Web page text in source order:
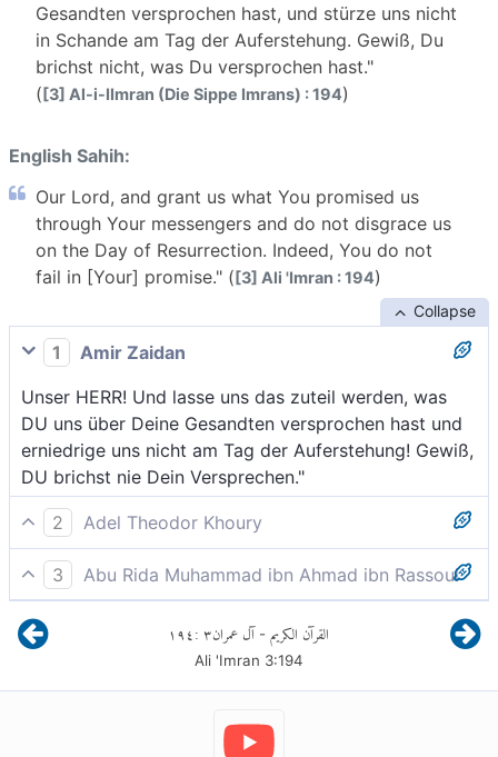
Gesandten versprochen hast, und stürze uns nicht
in Schande am Tag der Auferstehung. Gewiß, Du
brichst nicht, was Du versprochen hast."
([3] Al-i-IImran (Die Sippe Imrans) : 194)
English Sahih:
Our Lord, and grant us what You promised us
through Your messengers and do not disgrace us
on the Day of Resurrection. Indeed, You do not
fail in [Your] promise." ([3] Ali 'Imran : 194)
Collapse
1
Amir Zaidan
Unser HERR! Und lasse uns das zuteil werden, was
DU uns über Deine Gesandten versprochen hast und
erniedrige uns nicht am Tag der Auferstehung! Gewiß,
DU brichst nie Dein Versprechen."
2
Adel Theodor Khoury
Unser Herr, gib uns das, was Du uns durch deine
Gesandten verheißen hast, und mache uns am Tag
der Auferstehung nicht zuschanden. Du brichst das
Versprechen nicht.»
3
Abu Rida Muhammad ibn Ahmad ibn Rassoul
Unser Herr, und gib uns, was Du uns durch Deine
Gesandten versprochen hast, und führe uns nicht in
Schande am Tag der Auferstehung. Wahrlich, Du
brichst nicht (Dein) Versprechen."
القرآن الكريم - آل عمران٣:١٩٤
Ali 'Imran 3:194